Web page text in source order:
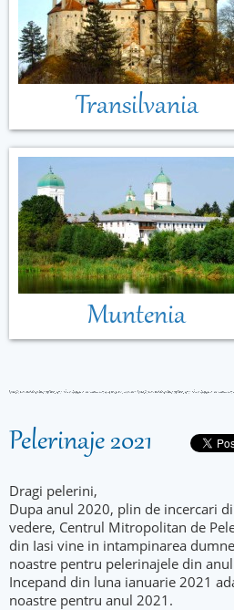
Transilvania
Muntenia
Pelerinaje 2021
Dragi pelerini,
Dupa anul 2020, plin de incercari
vedere, Centrul Mitropolitan de
din Iasi vine in intampinarea
noastre pentru pelerinajele din
Incepand din luna ianuarie 2021
noastre pentru anul 2021.